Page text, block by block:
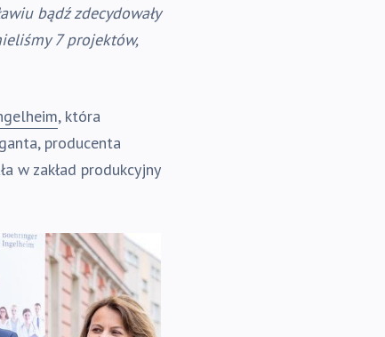
bądź zdecydowały
7 projektów,
, która
producenta
w zakład produkcyjny